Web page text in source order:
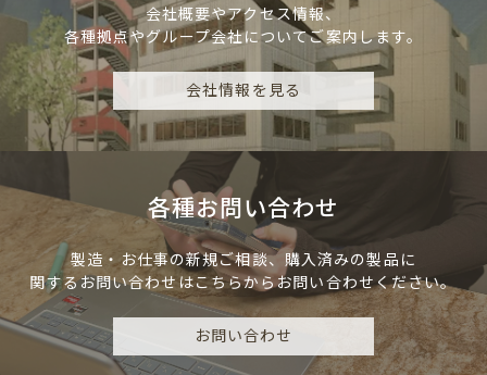
会社概要やアクセス情報、
各種拠点やグループ会社についてご案内します。
会社情報を見る
各種お問い合わせ
製造・お仕事の新規ご相談、 購入済みの製品に
関するお問い合わせはこちらからお問い合わせください。
お問い合わせ